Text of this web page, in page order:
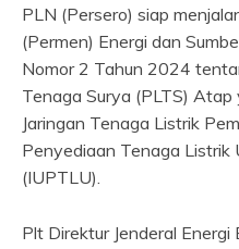
PLN (Persero) siap
(Permen) Energi dan
Nomor 2 Tahun 2024
Tenaga Surya (PLTS)
Jaringan Tenaga Listrik
Penyediaan Tenaga Listrik
(IUPTLU).
Plt Direktur Jenderal Energi